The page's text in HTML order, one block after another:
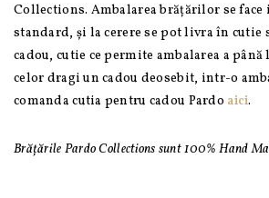
Collections. Ambalarea brățărilor se
standard, și la cerere se pot livra în cutie
cadou, cutie ce permite ambalarea a
celor dragi un cadou deosebit, intr-o
comanda cutia pentru cadou Pardo aici.
Brățările Pardo Collections sunt 100% Hand